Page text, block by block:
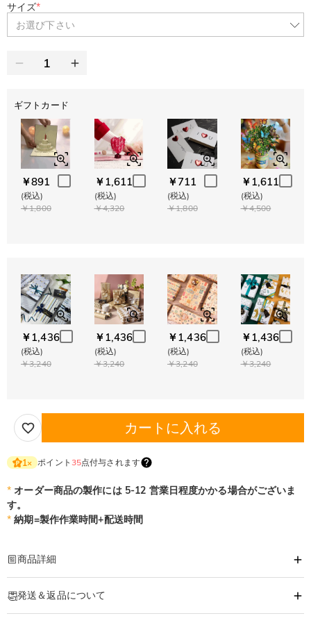
サイズ*
お選び下さい
ギフトカード
￥891
(税込)
￥1,800
￥1,611
(税込)
￥4,320
￥711
(税込)
￥1,800
￥1,611
(税込)
￥4,500
￥1,436
(税込)
￥3,240
￥1,436
(税込)
￥3,240
￥1,436
(税込)
￥3,240
￥1,436
(税込)
￥3,240
カートに入れる
1× ポイント 35点付与されます
* オーダー商品の製作には 5-12 営業日程度かかる場合がございま
す。
* 納期=製作作業時間+配送時間
商品詳細
好きなお写真やメッセージ入りで、「世界で１つだけ」のブランケットになり
ます。
発送＆返品について